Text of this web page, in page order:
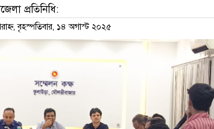
প্রতিনিধি:
বৃহস্পতিবার, ১৪ অগাস্ট ২০২৫